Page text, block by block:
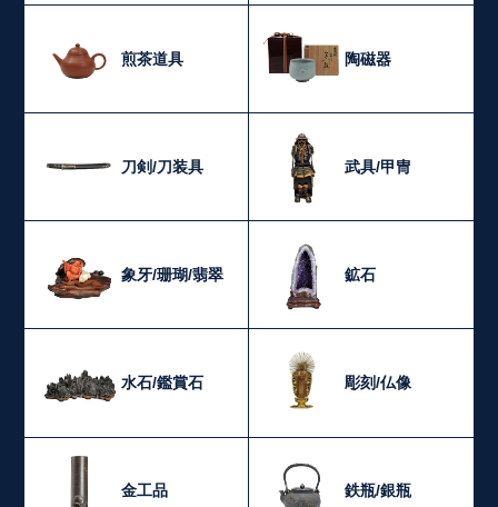
煎茶道具 陶磁器
刀剣/刀装具 武具/甲冑
象牙/珊瑚/翡翠 鉱石
水石/鑑賞石 彫刻/仏像
金工品 鉄瓶/銀瓶